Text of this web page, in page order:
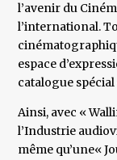
l’avenir du
l’international.
espace
catalogue
Ainsi, avec «
l’Industrie
même qu’une«